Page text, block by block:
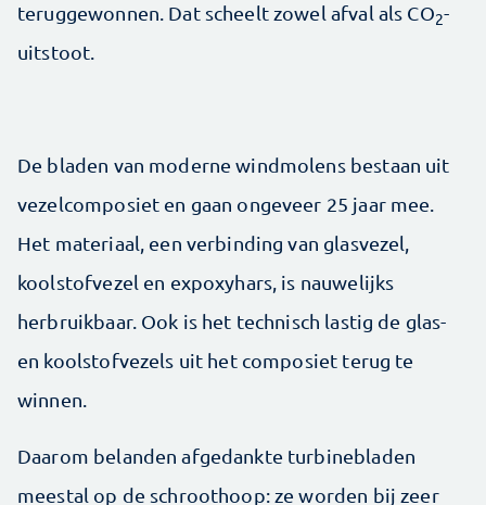
teruggewonnen. Dat scheelt zowel afval als CO2-
uitstoot.
De bladen van moderne windmolens bestaan uit
vezelcomposiet en gaan ongeveer 25 jaar mee.
Het materiaal, een verbinding van glasvezel,
koolstofvezel en expoxyhars, is nauwelijks
herbruikbaar. Ook is het technisch lastig de glas-
en koolstofvezels uit het composiet terug te
winnen.
Daarom belanden afgedankte turbinebladen
meestal op de schroothoop: ze worden bij zeer